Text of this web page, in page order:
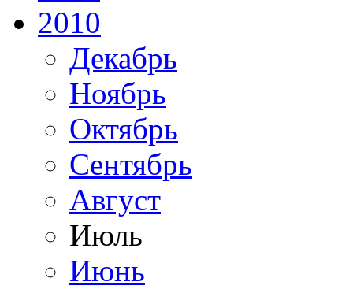
2010
Декабрь
Ноябрь
Октябрь
Сентябрь
Август
Июль
Июнь